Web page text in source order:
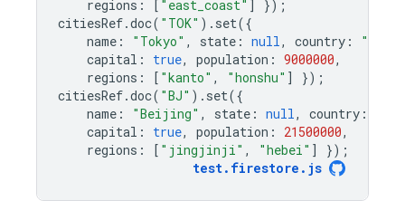
regions : [ "east_coast" ]
});
citiesRef.doc( "TOK" ). set({
name : "Tokyo" , state : null, country :
capital : true, population : 9000000,
regions : [ "kanto" , "honshu" ]
});
citiesRef.doc( "BJ" ). set({
name : "Beijing" , state : null, country :
capital : true, population : 21500000,
regions : [ "jingjinji" , "hebei" ]
});
test. firestore . js